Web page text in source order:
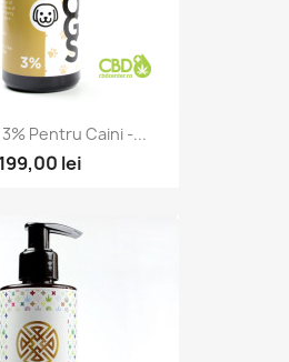
3% Pentru Caini -...
199,00 lei